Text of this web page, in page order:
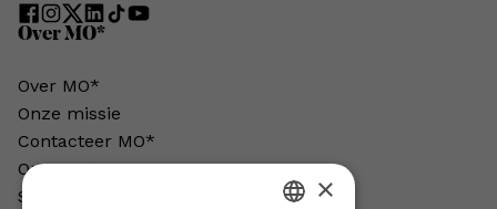
Over MO*
Over MO*
Onze missie
Contacteer MO*
Onze auteurs
Schrijven voor MO*?
×